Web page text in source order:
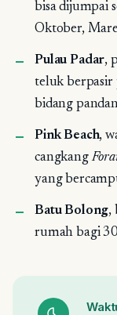
bisa dijumpai
Oktober,
Pulau Padar,
teluk berpasir
bidang
Pink Beach,
cangkang
yang
Batu Bolong,
rumah bagi